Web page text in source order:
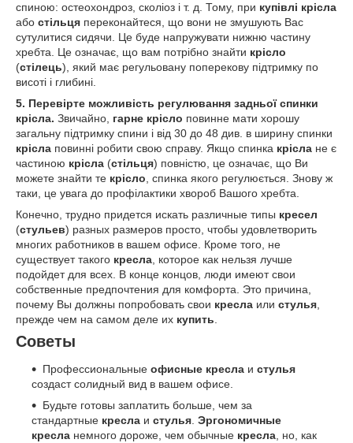
спиною: остеохондроз, сколіоз і т. д. Тому, при купівлі крісла
або стільця переконайтеся, що вони не змушують Вас
сутулитися сидячи. Це буде напружувати нижню частину
хребта. Це означає, що вам потрібно знайти крісло
(стілець), який має регульовану поперекову підтримку по
висоті і глибині.
5. Перевірте можливість регулювання задньої спинки
крісла. Звичайно, гарне крісло повинне мати хорошу
загальну підтримку спини і від 30 до 48 див. в ширину спинки
крісла повинні робити свою справу. Якщо спинка крісла не є
частиною крісла (стільця) повністю, це означає, що Ви
можете знайти те крісло , спинка якого регулюється. Знову ж
таки, це увага до профілактики хвороб Вашого хребта.
Конечно, трудно придется искать различные типы кресел
(стульев) разных размеров просто, чтобы удовлетворить
многих работников в вашем офисе. Кроме того, не
существует такого кресла , которое как нельзя лучше
подойдет для всех. В конце концов, люди имеют свои
собственные предпочтения для комфорта. Это причина,
почему Вы должны попробовать свои кресла или стулья
прежде чем на самом деле их купить
Советы
Профессиональные офисные кресла и стулья
создаст солидный вид в вашем офисе.
Будьте готовы заплатить больше, чем за
стандартные кресла и стулья. Эргономичные
кресла немного дороже, чем обычные кресла, но, как